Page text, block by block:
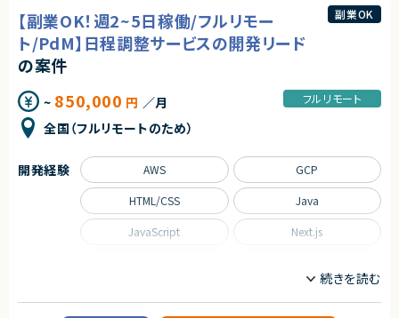
契約形態
業務委託(準委任契約)
契約元
エージェントから
★ Amazon Connect／Genesys Cloudなど最新クラウド型コンタクトセン
★ RFP分析〜提案書作成まで、コンサルタントとしての付加価値を発揮でき
るポジションのため、業務改革・業務改善の視点で、クライアントに深く入り
★ 社内に実装担当が在籍しており、提案・PMに集中できる環境です
・ServiceNowにおけるSPM（Strategic Portfolio Management）領域の
構築・導入
・要件に基づいたSPM機能の設計・設定
・関連するServiceNow機能との連携・調整
・日本語でのドキュメント作成および関係者とのコミュニケーション
求めるスキル
【必須スキル・経験】
・ServiceNowのSPM領域の構築経験：1年以上
【尚可スキル・経験】
・ServiceNowにおける複数製品領域の構築経験：1年以上
【副業OK！週2~5日稼働/フルリモー
ト/PdM】日程調整サービスの開発リード
の案件
~ 850,000 円 ／月
全国（フルリモートのため）
フルリモート
副業OK
開発経験 AWS GCP
HTML/CSS Java
JavaScript Next.js